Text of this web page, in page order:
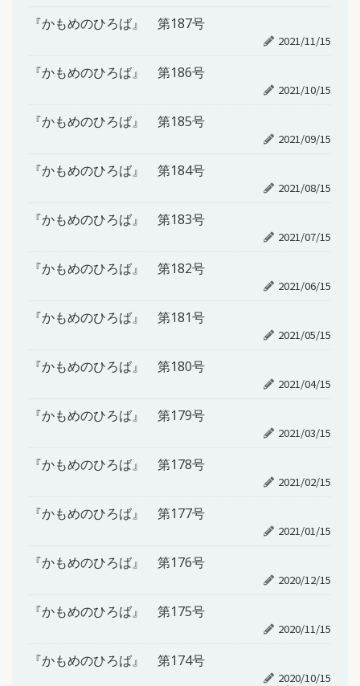
『かもめのひろば』 第187号
2021/11/15
『かもめのひろば』 第186号
2021/10/15
『かもめのひろば』 第185号
2021/09/15
『かもめのひろば』 第184号
2021/08/15
『かもめのひろば』 第183号
2021/07/15
『かもめのひろば』 第182号
2021/06/15
『かもめのひろば』 第181号
2021/05/15
『かもめのひろば』 第180号
2021/04/15
『かもめのひろば』 第179号
2021/03/15
『かもめのひろば』 第178号
2021/02/15
『かもめのひろば』 第177号
2021/01/15
『かもめのひろば』 第176号
2020/12/15
『かもめのひろば』 第175号
2020/11/15
『かもめのひろば』 第174号
2020/10/15